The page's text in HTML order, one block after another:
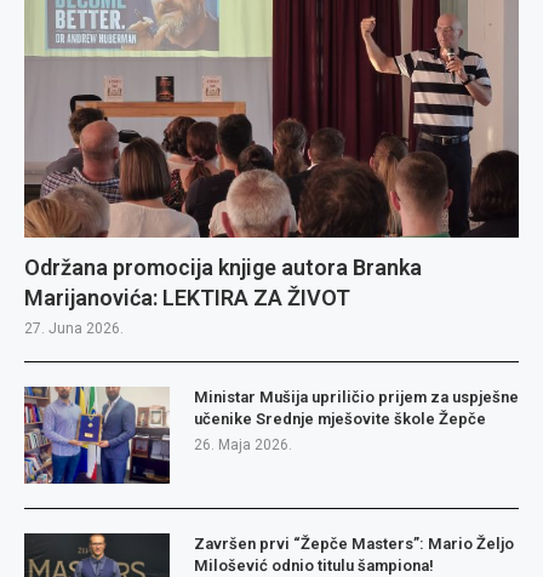
Održana promocija knjige autora Branka
Marijanovića: LEKTIRA ZA ŽIVOT
27. Juna 2026.
Ministar Mušija upriličio prijem za uspješne
učenike Srednje mješovite škole Žepče
26. Maja 2026.
Završen prvi “Žepče Masters”: Mario Željo
Milošević odnio titulu šampiona!